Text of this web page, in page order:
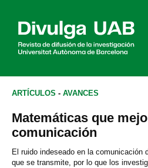
Entrevistas
ARTÍCULOS - AVANCES
Matemáticas que
comunicación
El ruido indeseado en la comunicación
que se transmite, por lo que los